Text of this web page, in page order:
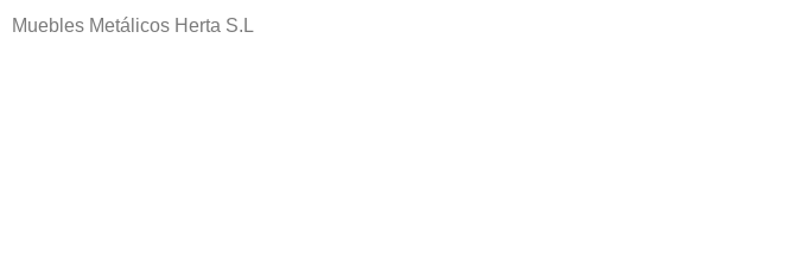
Muebles Metálicos Herta S.L